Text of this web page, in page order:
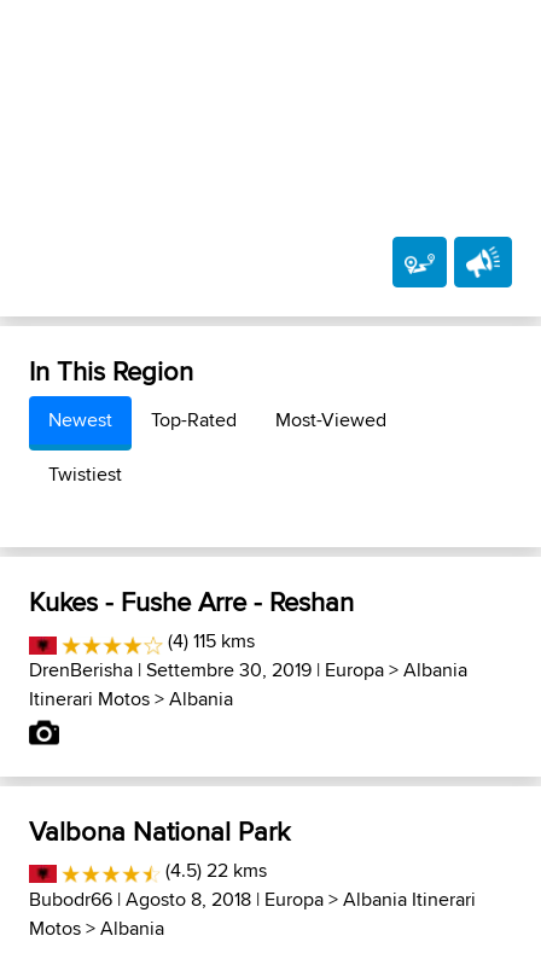
In This Region
Newest Top-Rated
Most-Viewed
Twistiest
Kukes - Fushe Arre - Reshan
(4) 115 kms
DrenBerisha | Settembre 30, 2019 | Europa>Albania
Itinerari Motos>Albania
Valbona National Park
(4.5) 22 kms
Bubodr66 | Agosto 8, 2018 | Europa>Albania Itinerari
Motos>Albania